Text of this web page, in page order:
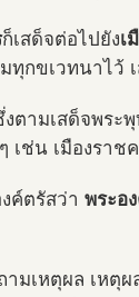
ก็เสด็จต่อไปยังเ
ทุกขเวทนาไว้
ตามเสด็จพระ
เช่น เมืองราช
ค์ตรัสว่า พระอ
ามเหตุผล เหตุ